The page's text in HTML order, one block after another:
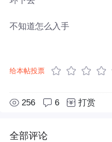
不知道怎么入手
给本帖投票
256 6 打赏
全部评论